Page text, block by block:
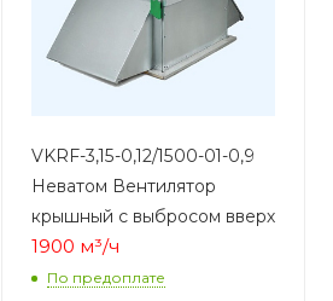
VKRF-3,15-0,12/1500-01-0,9
Неватом Вентилятор
крышный с выбросом вверх
1900 м³/ч
По предоплате